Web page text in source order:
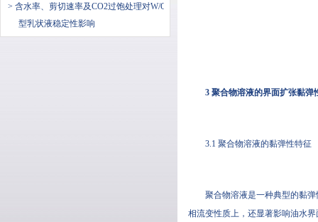
> 含水率、剪切速率及CO2过饱处理对W/O
型乳状液稳定性影响
3 聚合物溶液的界面扩张黏弹
3.1 聚合物溶液的黏弹性特征
聚合物溶液是一种典型的黏
相流变性质上，还显著影响油水